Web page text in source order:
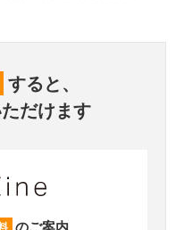
すると、
だけます